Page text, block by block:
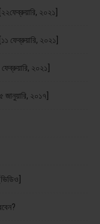
২০২১]
ফেব্রুয়ারি, ২০২১]
২০২১]
২০১৭]